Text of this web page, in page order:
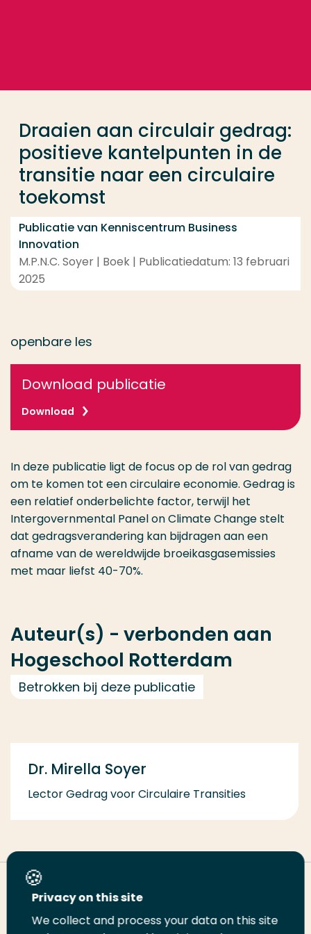
Draaien aan circulair gedrag:
positieve kantelpunten in de
transitie naar een circulaire
toekomst
Publicatie van Kenniscentrum Business
Innovation
M.P.N.C. Soyer | Boek | Publicatiedatum: 13 februari
2025
openbare les
Download publicatie
Download
In deze publicatie ligt de focus op de rol van gedrag
om te komen tot een circulaire economie. Gedrag is
een relatief onderbelichte factor, terwijl het
Intergovernmental Panel on Climate Change stelt
dat gedragsverandering kan bijdragen aan een
afname van de wereldwijde broeikasgasemissies
met maar liefst 40-70%.
Auteur(s) - verbonden aan
Hogeschool Rotterdam
Betrokken bij deze publicatie
Dr. Mirella Soyer
Lector Gedrag voor Circulaire Transities
Deel deze pagina
Opleiding
Contact
Privacy on this site
We collect and process your data on this site